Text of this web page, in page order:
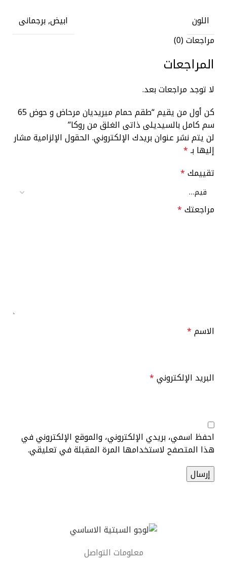
اللون
ابيض, برجمانى
مراجعات (0)
المراجعات
لا توجد مراجعات بعد.
كن أول من يقيم “طقم حمام ميريديان مرحاض و حوض 65
سم كامل بالسيديلى ذاتى الغلق من روكا”
لن يتم نشر عنوان بريدك الإلكتروني.الحقول الإلزامية مشار
إليها بـ*
تقييمك*
مراجعتك*
الاسم*
البريد الإلكتروني*
احفظ اسمي، بريدي الإلكتروني، والموقع الإلكتروني في
هذا المتصفح لاستخدامها المرة المقبلة في تعليقي.
معلومات التواصل